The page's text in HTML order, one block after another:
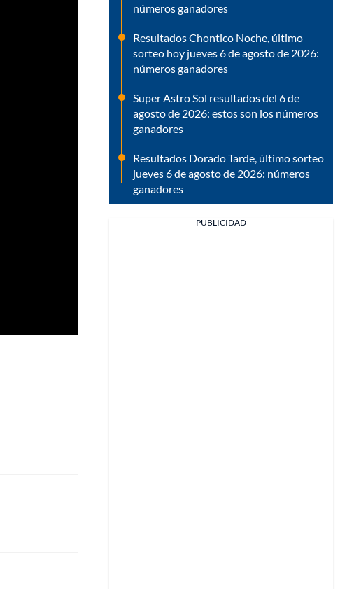
números ganadores
Resultados Chontico Noche, último
sorteo hoy jueves 6 de agosto de 2026:
números ganadores
Super Astro Sol resultados del 6 de
agosto de 2026: estos son los números
ganadores
Resultados Dorado Tarde, último sorteo
jueves 6 de agosto de 2026: números
ganadores
PUBLICIDAD